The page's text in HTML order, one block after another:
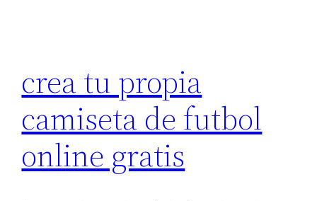
crea tu propia
camiseta de futbol
online gratis